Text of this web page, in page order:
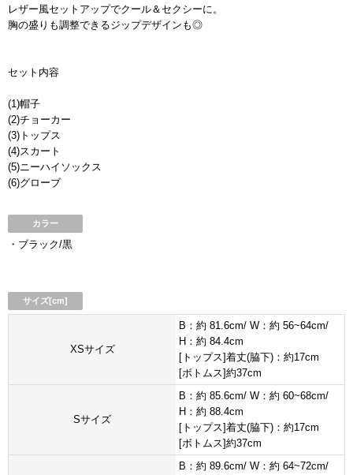
レザー風セットアップでクール＆セクシーに。
胸の盛りも調整できるジップデザインも◎
セット内容
(1)帽子
(2)チョーカー
(3)トップス
(4)スカート
(5)ニーハイソックス
(6)グローブ
カラー
・ブラック/黒
サイズ[cm]
XSサイズ
B：約 81.6cm/ W：約 56~64cm/
H：約 84.4cm
[トップス]着丈(脇下)：約17cm
[ボトムス]約37cm
Sサイズ
B：約 85.6cm/ W：約 60~68cm/
H：約 88.4cm
[トップス]着丈(脇下)：約17cm
[ボトムス]約37cm
B：約 89.6cm/ W：約 64~72cm/